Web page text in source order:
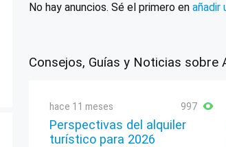
No hay anuncios. Sé el primero en añadir
Consejos, Guías y Noticias sobre
hace 11 meses 997
Perspectivas del alquiler
turístico para 2026